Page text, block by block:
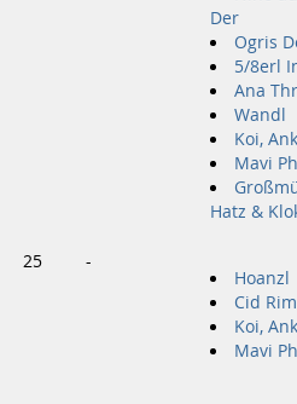
Der
Ogris
5/8erl
Ana
Wandl
Koi,
Mavi
Hatz &
25 -
Hoanzl
Cid Rim
Koi,
Mavi